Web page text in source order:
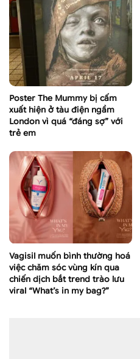
Poster The Mummy bị cấm
xuất hiện ở tàu điện ngầm
London vì quá “đáng sợ” với
trẻ em
Vagisil muốn bình thường hoá
việc chăm sóc vùng kín qua
chiến dịch bắt trend trào lưu
viral “What’s in my bag?”